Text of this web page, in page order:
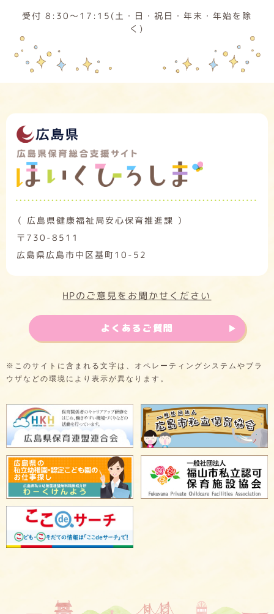
受付 8:30～17:15(土・日・祝日・年末・年始を除
く)
（ 広島県健康福祉局安心保育推進課 ）
〒730-8511
広島県広島市中区基町10-52
HPのご意見をお聞かせください
よくあるご質問
※このサイトに含まれる文字は、オペレーティングシステムやブラ
ウザなどの環境により表示が異なります。